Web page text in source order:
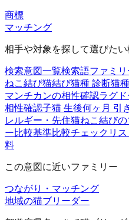
商標
マッチング
相手や対象を探して選びたい
検索意図一覧検索語ファミリ
ねこ結び猫結び猫種 診断猫
マンチカンの相性確認ラグ
相性確認子猫 生後何ヶ月 引
レルギー・先住猫ねこ結び
ー比較基準比較チェックリス
料
この意図に近いファミリー
つながり・マッチング
地域の猫ブリーダー